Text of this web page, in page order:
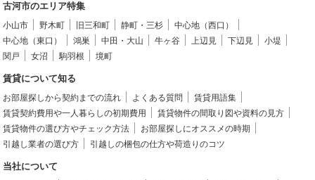
古河市のエリア特集
小山市 野木町 旧三和町 静町・三杉
中心地（西口）
中心地（東口）
鴻巣 中田・大山 牛ヶ谷 上辺見 下辺見
小堤
関戸
女沼 駒羽根 境町
賃貸について知る
お部屋探しから契約までの流れ よくある質問
賃貸用語集
賃貸契約費用や一人暮らしの初期費用
賃貸物件の間取り図や資料の見方
賃貸物件の選び方やチェック方法
お部屋探しにオススメの時期
引越し業者の選び方
引越しの梱包の仕方や荷造りのコツ
当社について